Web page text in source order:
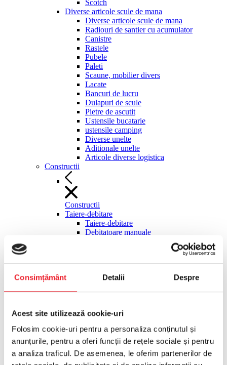
Consimțământ Detalii Despre
Acest site utilizează cookie-uri
Folosim cookie-uri pentru a personaliza conținutul și
anunțurile, pentru a oferi funcții de rețele sociale și pentru
a analiza traficul. De asemenea, le oferim partenerilor de
Scotch
Diverse articole scule de mana
Diverse articole scule de mana
Radiouri de santier cu acumulator
Canistre
Rastele
Pubele
Paleti
Scaune, mobilier divers
Lacate
Bancuri de lucru
Dulapuri de scule
Pietre de ascutit
Ustensile bucatarie
ustensile camping
Diverse unelte
Aditionale unelte
Articole diverse logistica
Constructii
Constructii
Taiere-debitare
Taiere-debitare
Debitatoare manuale
Fierastraie materiale de constructii
Ghilotine pavele
Moto-compresoare, surse hidraulice
Motocompresoare tractabile
Compactoare
Compactoare
Maiuri compactoare